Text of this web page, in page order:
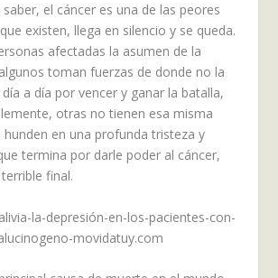
el cáncer es una de las peores
existen, llega en silencio y se queda.
afectadas la asumen de la
toman fuerzas de donde no la
a día por vencer y ganar la batalla,
otras no tienen esa misma
hunden en una profunda tristeza y
termina por darle poder al cáncer,
final.